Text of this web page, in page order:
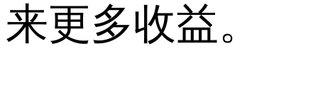
来更多收益。